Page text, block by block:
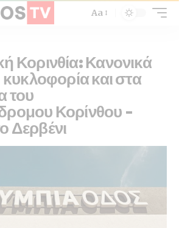
Aa
Κορινθία: Κανονικά
κυκλοφορία και στα
του
Κορίνθου –
Δερβένι